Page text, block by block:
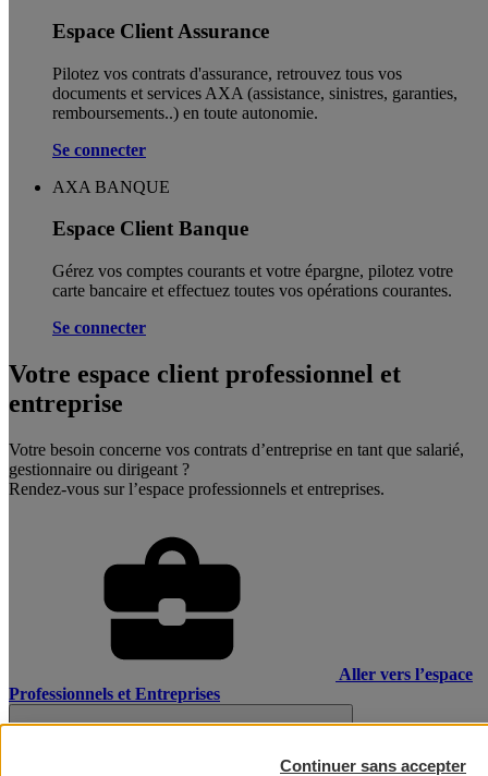
Espace Client Assurance
Pilotez vos contrats d'assurance, retrouvez tous vos
documents et services AXA (assistance, sinistres, garanties,
remboursements..) en toute autonomie. ​
Se connecter
AXA BANQUE
Espace Client Banque
Gérez vos comptes courants et votre épargne, pilotez votre
carte bancaire et effectuez toutes vos opérations courantes.
Se connecter
Votre espace client professionnel et
entreprise
Votre besoin concerne vos contrats d’entreprise en tant que salarié,
gestionnaire ou dirigeant ?
Rendez-vous sur l’espace professionnels et entreprises.
Aller vers l’espace
Professionnels et Entreprises
Continuer sans accepter